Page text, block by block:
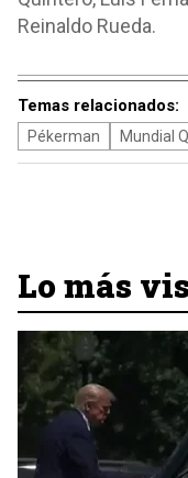
Reinaldo Rueda.
Temas relacionados:
Pékerman Mundial
Lo más